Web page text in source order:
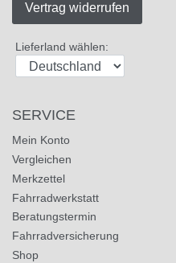
Vertrag widerrufen
Lieferland wählen:
SERVICE
Mein Konto
Vergleichen
Merkzettel
Fahrradwerkstatt
Beratungstermin
Fahrradversicherung
Shop